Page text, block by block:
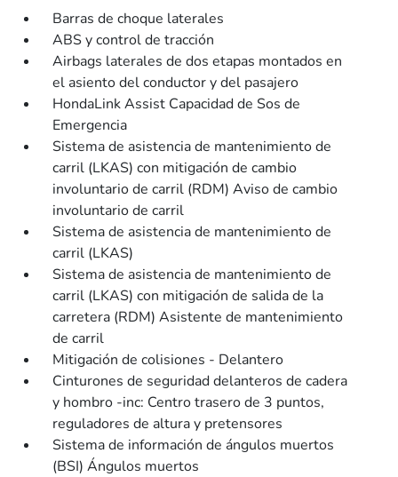
Barras de choque laterales
ABS y control de tracción
Airbags laterales de dos etapas montados en
el asiento del conductor y del pasajero
HondaLink Assist Capacidad de Sos de
Emergencia
Sistema de asistencia de mantenimiento de
carril (LKAS) con mitigación de cambio
involuntario de carril (RDM) Aviso de cambio
involuntario de carril
Sistema de asistencia de mantenimiento de
carril (LKAS)
Sistema de asistencia de mantenimiento de
carril (LKAS) con mitigación de salida de la
carretera (RDM) Asistente de mantenimiento
de carril
Mitigación de colisiones - Delantero
Cinturones de seguridad delanteros de cadera
y hombro -inc: Centro trasero de 3 puntos,
reguladores de altura y pretensores
Sistema de información de ángulos muertos
(BSI) Ángulos muertos